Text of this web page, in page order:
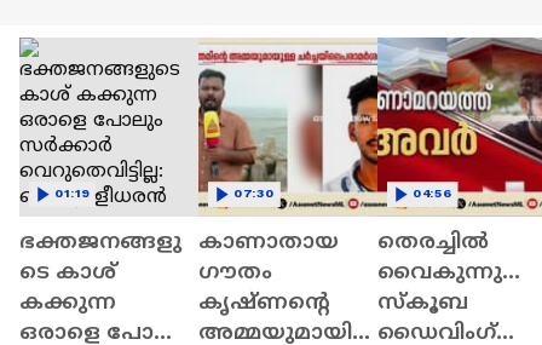
ഭക്തജനങ്ങളു
ടെ കാശ്
കക്കുന്ന
ഒരാളെ പോലും
01:19
കാണാതായ
ഗൗതം
കൃഷ്ണൻ്റെ
അമ്മയുമായി
07:30
തെരച്ചിൽ
വൈകുന്നു...
സ്‌കൂബ
ഡൈവിംഗ്
04:56